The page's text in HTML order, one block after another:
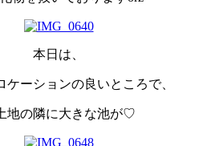
本日は、
ケーションの良いところで、
地の隣に大きな池が♡